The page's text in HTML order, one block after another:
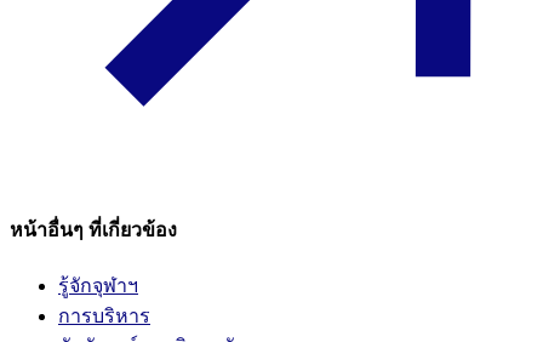
หน้าอื่นๆ ที่เกี่ยวข้อง
รู้จักจุฬาฯ
การบริหาร